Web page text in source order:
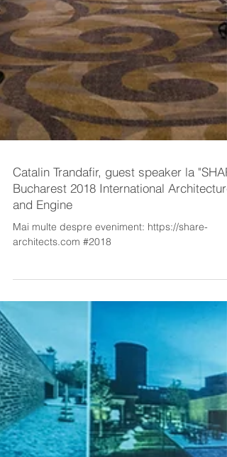
Catalin Trandafir, guest speaker la
Bucharest 2018 International Architecture
and Engine